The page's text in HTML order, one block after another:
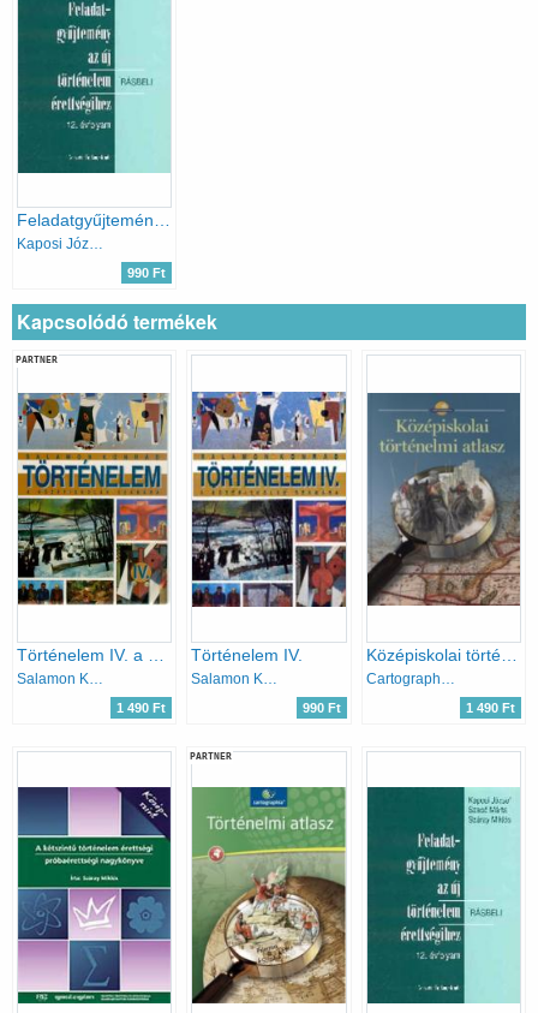
Feladatgyűjtemény az új történelem írásbeli érettségihez 12. évfolyam
Kaposi József; Szabó Márta
990 Ft
Kapcsolódó termékek
PARTNER
Történelem IV. a középiskolák számára
Salamon Konrád
1 490 Ft
Történelem IV.
Salamon Konrád
990 Ft
Középiskolai történelmi atlasz
Cartographia Kft.
1 490 Ft
PARTNER